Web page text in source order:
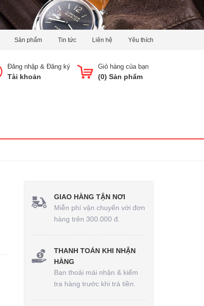
Sản phẩm Tin tức Liên hệ Yêu thích
Giỏ hàng của bạn
(0) Sản phẩm
Đăng nhập & Đăng ký
Tài khoản
GIAO HÀNG TẬN NƠI
Miễn phí vận chuyển với đơn
hàng trên 300.000 đ.
THANH TOÁN KHI NHẬN
HÀNG
Bạn thoải mái nhận & kiểm
tra hàng trước khi trả tiền.